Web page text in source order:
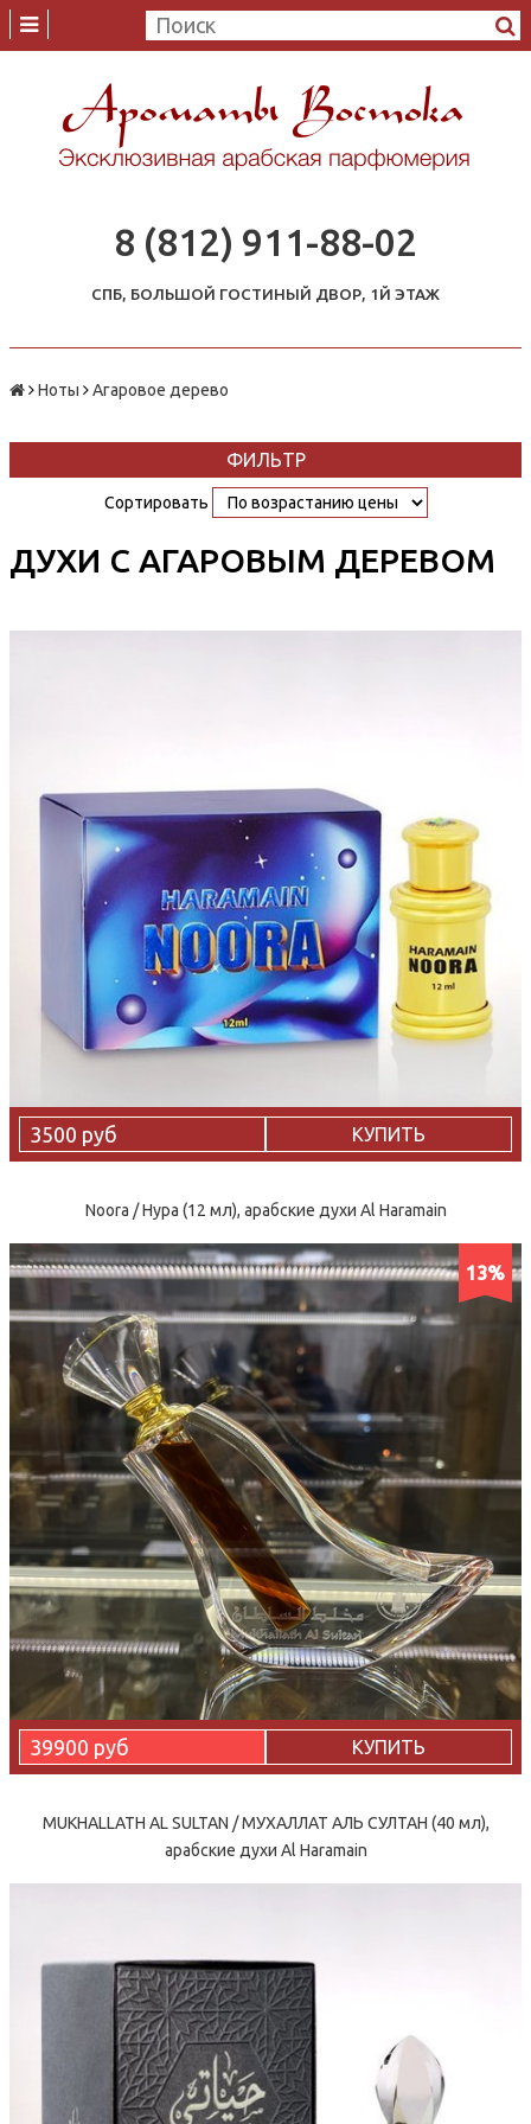
8 (812) 911-88-02
СПБ, БОЛЬШОЙ ГОСТИНЫЙ ДВОР, 1Й ЭТАЖ
Ноты Агаровое дерево
ФИЛЬТР
Сортировать
ДУХИ С АГАРОВЫМ ДЕРЕВОМ
3500 руб КУПИТЬ
Noora / Нура (12 мл), арабские духи Al Haramain
13%
39900 руб КУПИТЬ
MUKHALLATH AL SULTAN / МУХАЛЛАТ АЛЬ СУЛТАН (40 мл),
арабские духи Al Haramain